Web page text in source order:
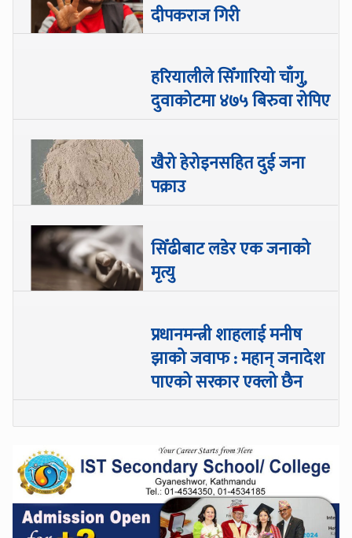
दीपकराज गिरी
हरियालीले सिँगारियो चाँगु,
दुवाकोटमा ४७५ बिरुवा रोपिए
खैरो हेरोइनसहित दुई जना
पक्राउ
सिँढीबाट लडेर एक जनाको
मृत्यु
प्रधानमन्त्री शाहलाई मनीष
झाको जवाफ : महान् जनादेश
पाएको सरकार एक्लो छैन